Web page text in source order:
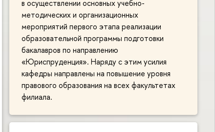
в осуществлении основных учебно-
методических и организационных
мероприятий первого этапа реализации
образовательной программы подготовки
бакалавров по направлению
«Юриспруденция». Наряду с этим усилия
кафедры направлены на повышение уровня
правового образования на всех факультетах
филиала.